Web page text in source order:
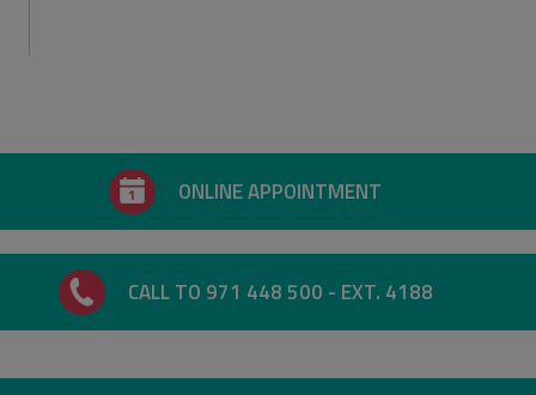
ONLINE APPOINTMENT
CALL TO 971 448 500 - EXT. 4188